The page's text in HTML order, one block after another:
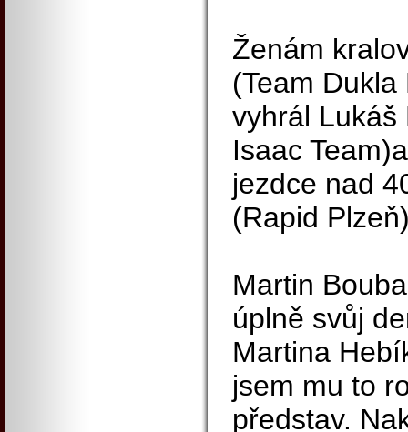
Ženám
(Team
vyhrál Lukáš
Isaac
jezdce nad
(Rapid
Martin
úplně svůj
Martina
jsem mu to
představ.